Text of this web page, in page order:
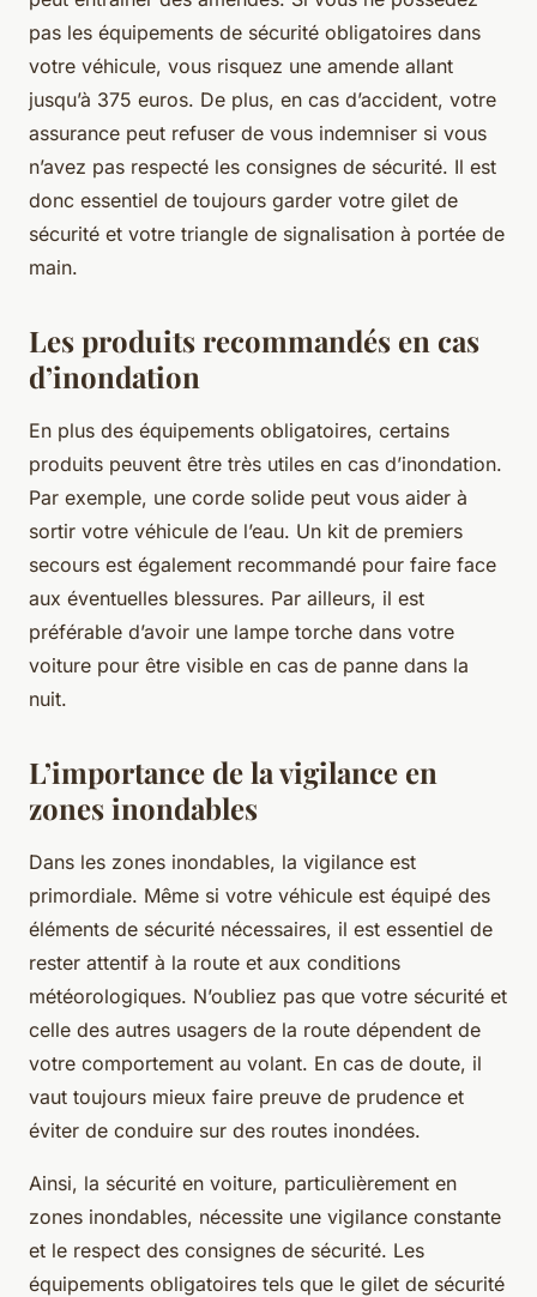
pas les équipements de sécurité obligatoires dans
votre véhicule, vous risquez une amende allant
jusqu’à 375 euros. De plus, en cas d’accident, votre
assurance peut refuser de vous indemniser si vous
n’avez pas respecté les consignes de sécurité. Il est
donc essentiel de toujours garder votre gilet de
sécurité et votre triangle de signalisation à portée de
main.
Les produits recommandés en cas
d’inondation
En plus des équipements obligatoires, certains
produits peuvent être très utiles en cas d’inondation.
Par exemple, une corde solide peut vous aider à
sortir votre véhicule de l’eau. Un kit de premiers
secours est également recommandé pour faire face
aux éventuelles blessures. Par ailleurs, il est
préférable d’avoir une lampe torche dans votre
voiture pour être visible en cas de panne dans la
nuit.
L’importance de la vigilance en
zones inondables
Dans les zones inondables, la vigilance est
primordiale. Même si votre véhicule est équipé des
éléments de sécurité nécessaires, il est essentiel de
rester attentif à la route et aux conditions
météorologiques. N’oubliez pas que votre sécurité et
celle des autres usagers de la route dépendent de
votre comportement au volant. En cas de doute, il
vaut toujours mieux faire preuve de prudence et
éviter de conduire sur des routes inondées.
Ainsi, la sécurité en voiture, particulièrement en
zones inondables, nécessite une vigilance constante
et le respect des consignes de sécurité. Les
équipements obligatoires tels que le gilet de sécurité